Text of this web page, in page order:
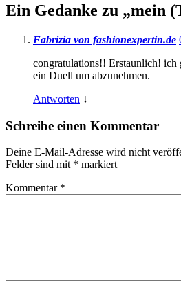
Ein Gedanke zu „mein
Fabrizia von fashionexpertin.de
congratulations!! Erstaunlich! ich
ein Duell um abzunehmen.
Antworten ↓
Schreibe einen Kommentar
Deine E-Mail-Adresse wird nicht
Felder sind mit * markiert
Kommentar *